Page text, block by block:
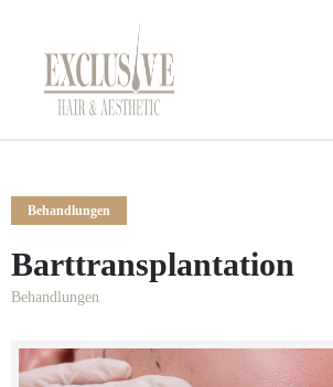
Behandlungen
Barttransplantation
Behandlungen